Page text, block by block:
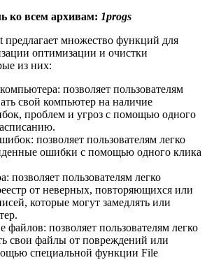
ко всем архивам: 1progs
множество функций для
оптимизации и очистки
из них:
позволяет пользователям
свой компьютер на наличие
проблем и угроз с помощью одного
позволяет пользователям легко
ошибки с помощью одного клика
позволяет пользователям легко
от неверных, повторяющихся или
которые могут замедлять или
файлов: позволяет пользователям легко
свои файлы от повреждений или
специальной функции File